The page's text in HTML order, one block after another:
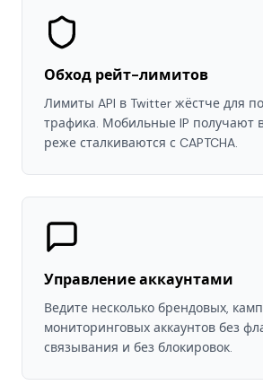
Обход рейт-лимитов
Лимиты API в Twitter жёстче для
трафика. Мобильные IP получают
реже сталкиваются с CAPTCHA.
Управление аккаунтами
Ведите несколько брендовых,
мониторинговых аккаунтов без
связывания и без блокировок.